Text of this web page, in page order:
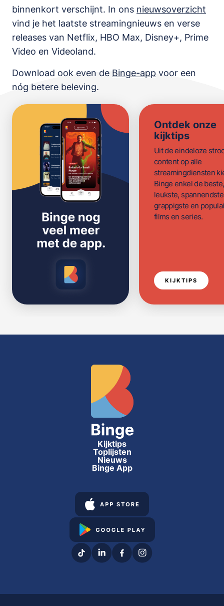
binnenkort verschijnt. In ons nieuwsoverzicht
vind je het laatste streamingnieuws en verse
releases van Netflix, HBO Max, Disney+, Prime
Video en Videoland.
Download ook even de Binge-app voor een
nóg betere beleving.
Ontdek onze
kijktips
Uit de eindeloze
content op alle
streamingdiensten
Binge enkel de beste,
leukste,
grappigste en
films en series.
KIJKTIPS
Kijktips
Toplijsten
Nieuws
Binge App